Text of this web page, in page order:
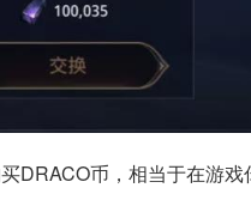
DRACO币，相当于在游戏